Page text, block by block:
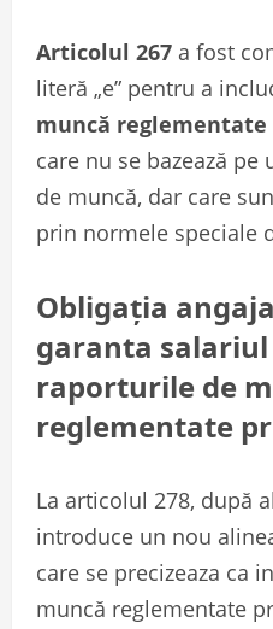
Articolul 267 a fost
literă „e” pentru a
muncă
care nu se bazează
de muncă, dar care
prin normele speciale
Obligația
garanta
raporturile de
reglementate
La articolul 278, după
introduce un nou
care se precizeaza ca
muncă reglementate